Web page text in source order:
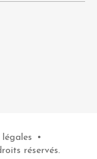
•
réservés.